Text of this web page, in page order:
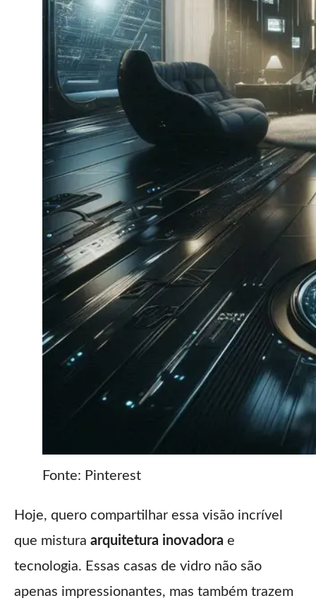
Fonte: Pinterest
Hoje, quero compartilhar essa visão incrível
que mistura arquitetura inovadora e
tecnologia. Essas casas de vidro não são
apenas impressionantes, mas também trazem